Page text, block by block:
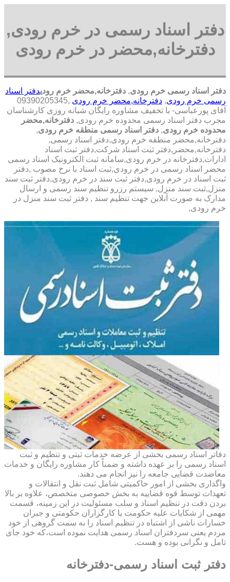
دفتر اسناد رسمی در خرم رودی,
دفترخانه,محضر در خرم رودی
دفتر اسناد رسمی خرم رودی, دفترخانه,محضر خرم رودیدفتر اسناد
رسمی خرم رودی, دفترخانه,محضر خرم رودی ,09390205345
آقای پورعباسی- با تخفیف مشاوره رايگان شبانه روزی کارشناسان
مجرب دفتر اسناد رسمی محدوده خرم رودی, دفترخانه,محضر
محدوده خرم رودی, دفتر اسناد رسمی منطقه خرم رودی,
دفترخانه,محضر منطقه خرم رودی,دفتر اسناد رسمی,
دفترخانه,محضر,دفتر ثبت اسناد شرکت,دفتر ثبت اسناد
ادارات,دفترخانه در خرم رودی,سامانه ثبت الکترونیک اسناد رسمی
محضر اسناد رسمی در خرم رودی,ثبت اسناد با نرخ مصوب ,دفتر
ثبت اسناد در خرم رودی,دفتر ثبت سند در خرم رودی,دفتر ثبت سند
منزل,ثبت سند منزل, سیستم رزرو تنظیم سند رسمی و ارسال
مدارک به صورت آنلاین جهت تنظیم سند , دفتر ثبت سند منزل در
خرم رودی,
دفاتر اسناد رسمی بخشی از عرضه خدمات ثبتی و تنظیم و ثبت
اسناد رسمی را بر عهده داشته و ضمناً کار مشاوره رایگان و خدمات
معاضدت قضایی جامعه را نیز انجام می دهند.
واگذاری بخشی از امور حاکمیتی شامل ثبت نقل و انتقالات و
تعهدات توسط قوه قضاییه به بخش خصوصی متخصص، علاوه بر بالا
بردن دقت در تنظیم اسناد و سلب مسئولیت در این زمینه، قسمت
مهمی از شکایات علیه حکومت یا کارگزاران حکومتی و جبران
خسارات ناشی از اشتباه در تنظیم اسناد را به سمت گروهی از خود
مردم یعنی سردفتران اسناد رسمی هدایت نموده است،که خود جای
تامل و نگرانی بوده و هست.
دفتر ثبت اسناد رسمی-دفترخانه